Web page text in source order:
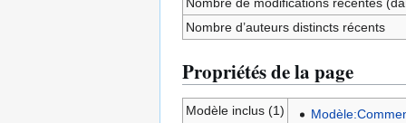
Nombre d’auteurs distincts récents
Propriétés de la page
Modèle inclus (1)